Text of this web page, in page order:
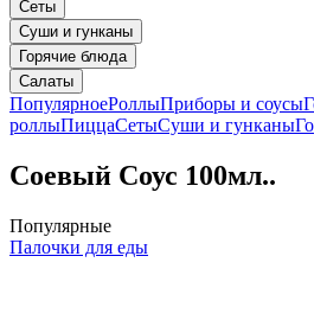
Сеты
Суши и гунканы
Горячие блюда
Салаты
ПопулярноеРоллыПриборы и соусы
роллыПиццаСетыСуши и гунканы
Соевый Соус 100мл..
Популярные
Палочки для еды